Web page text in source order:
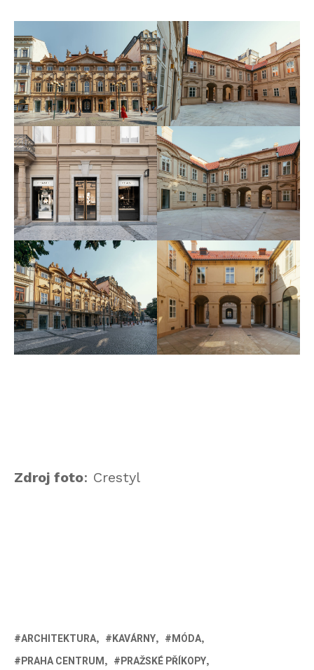
Zdroj foto: Crestyl
ARCHITEKTURA KAVÁRNY
MÓDA
PRAHA CENTRUM
PRAŽSKÉ PŘÍKOPY